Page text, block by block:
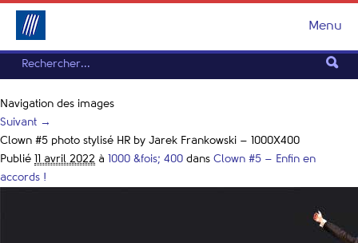
Menu
Navigation des images
Suivant →
Clown #5 photo stylisé HR by Jarek Frankowski – 1000X400
Publié
11 avril 2022 à 1000 &fois; 400 dans Clown #5 – Enfin en
accords !